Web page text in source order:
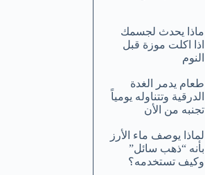
ماذا يحدث لجسمك
اذا اكلت موزة قبل
النوم
طعام يدمر الغدة
الدرقية وتتناوله يومياً
تجنبه من الأن
لماذا يوصف ماء الأرز
بأنه “ذهب سائل”
وكيف تستخدمه؟